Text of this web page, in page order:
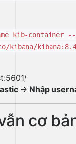
kib-container
kibana/
-> Nhập
cơ